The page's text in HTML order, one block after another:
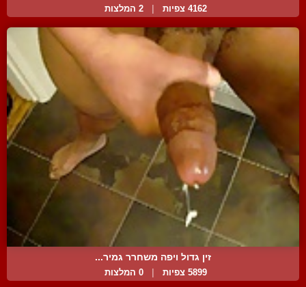
4162 צפיות 2 המלצות
זין גדול ויפה משחרר גמיר...
5899 צפיות 0 המלצות